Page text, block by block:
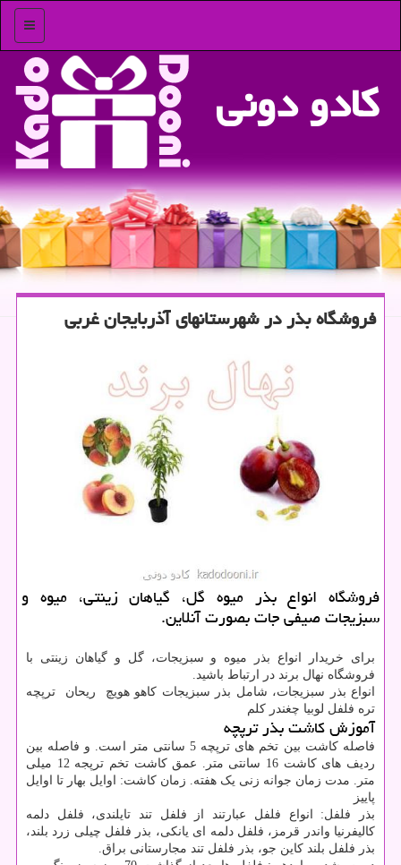
منو
كادو دونی
فروشگاه بذر در شهرستانهای آذربایجان غربی
فروشگاه انواع بذر میوه گل، گیاهان زینتی، میوه و
سبزیجات صیفی جات بصورت آنلاین.
برای خریدار انواع بذر میوه و سبزیجات، گل و گیاهان زینتی با
فروشگاه نهال برند در ارتباط باشید.
انواع بذر سبزیجات، شامل بذر سبزیجات کاهو هویچ ریحان ترپچه
تره فلفل لوبیا چغندر کلم
آموزش کاشت بذر ترپچه
فاصله کاشت بین تخم های ترپچه 5 سانتی متر است. و فاصله بین
ردیف های کاشت 16 سانتی متر. عمق کاشت تخم ترپجه 12 میلی
متر. مدت زمان جوانه زنی یک هفته. زمان کاشت: اوایل بهار تا اوایل
پاییز
بذر فلفل: انواع فلفل عبارتند از فلفل تند تایلندی، فلفل دلمه
کالیفرنیا واندر قرمز، فلفل دلمه ای یانکی، بذر فلفل چیلی زرد بلند،
بذر فلفل بلند کاین جو، بذر فلفل تند مجارستانی براق.